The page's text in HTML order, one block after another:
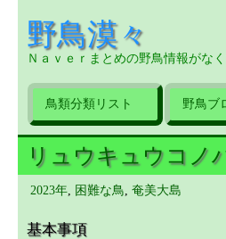
野鳥漠々
Ｎａｖｅｒまとめの野鳥情報がな
鳥類分類リスト 野鳥ブ
リュウキュウコノ
2023年 困難な鳥 奄美大島
基本事項